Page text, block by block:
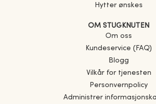
Hytter ønskes
OM STUGKNUTEN
Om oss
Kundeservice (FAQ)
Blogg
Vilkår for tjenesten
Personvernpolicy
Administrer